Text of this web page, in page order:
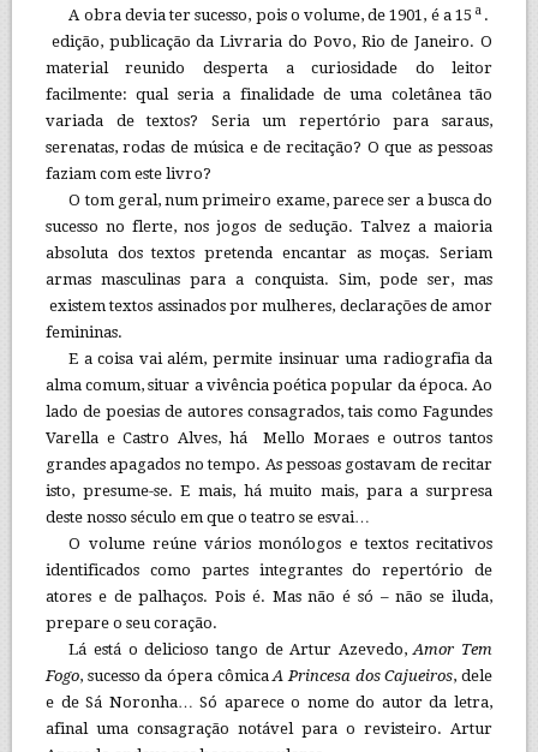
A obra devia ter sucesso, pois o volume, de 1901, é a 15 a .
edição, publicação da Livraria do Povo, Rio de Janeiro. O
material reunido desperta a curiosidade do leitor
facilmente: qual seria a finalidade de uma coletânea tão
variada de textos? Seria um repertório para saraus,
serenatas, rodas de música e de recitação? O que as pessoas
faziam com este livro?
O tom geral, num primeiro exame, parece ser a busca do
sucesso no flerte, nos jogos de sedução. Talvez a maioria
absoluta dos textos pretenda encantar as moças. Seriam
armas masculinas para a conquista. Sim, pode ser, mas
existem textos assinados por mulheres, declarações de amor
femininas.
E a coisa vai além, permite insinuar uma radiografia da
alma comum, situar a vivência poética popular da época. Ao
lado de poesias de autores consagrados, tais como Fagundes
Varella e Castro Alves, há Mello Moraes e outros tantos
grandes apagados no tempo. As pessoas gostavam de recitar
isto, presume-se. E mais, há muito mais, para a surpresa
deste nosso século em que o teatro se esvai…
O volume reúne vários monólogos e textos recitativos
identificados como partes integrantes do repertório de
atores e de palhaços. Pois é. Mas não é só – não se iluda,
prepare o seu coração.
Lá está o delicioso tango de Artur Azevedo,Amor Tem
Fogo, sucesso da ópera cômicaA Princesa dos Cajueiros, dele
e de Sá Noronha… Só aparece o nome do autor da letra,
afinal uma consagração notável para o revisteiro. Artur